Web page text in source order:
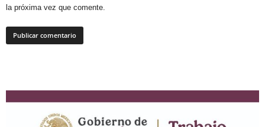
la próxima vez que comente.